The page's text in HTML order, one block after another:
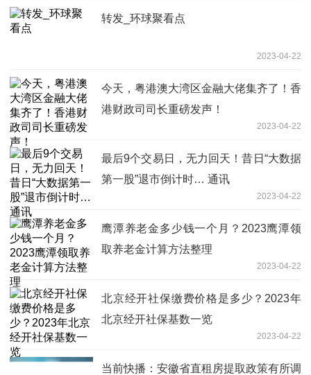
转发_环球聚看点
2023-04-22
今天，粤港澳大湾区金融大佬集齐了！香
港财政司司长重磅发声！
2023-04-22
最后9个交易日，无力回天！昔日“大数据
第一股”退市倒计时… 通讯
2023-04-22
鹰潭养老金多少钱一个月？2023鹰潭领
取养老金计算方法整理
2023-04-22
北京经开社保缴费价格是多少？2023年
北京经开社保基数一览
2023-04-22
当前快播：安徽省直租房提取政策有所调